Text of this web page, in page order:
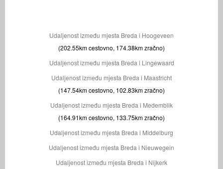
Udaljenost između mjesta Breda i Hoogeveen
(202.55km cestovno, 174.38km zračno)
Udaljenost između mjesta Breda i Lingewaard
Udaljenost između mjesta Breda i Maastricht
(147.54km cestovno, 102.83km zračno)
Udaljenost između mjesta Breda i Medemblik
(164.91km cestovno, 133.75km zračno)
Udaljenost između mjesta Breda i Middelburg
Udaljenost između mjesta Breda i Nieuwegein
Udaljenost između mjesta Breda i Nijkerk